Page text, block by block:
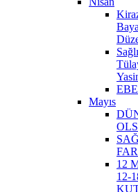
Mayıs
12
12-